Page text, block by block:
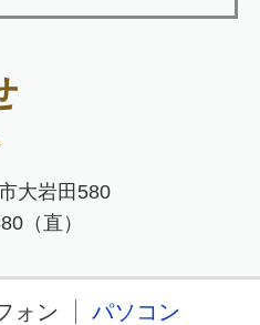
大岩田580
（直）
ォン パソコン